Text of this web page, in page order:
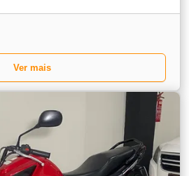
Ver mais